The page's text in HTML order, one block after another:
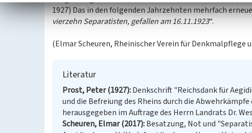
1927) Das in den folgenden Jahrzehnten mehrfach
vierzehn Separatisten, gefallen am 16.11.1923“.
(Elmar Scheuren, Rheinischer Verein für Denkmalpflege
Literatur
Prost, Peter (1927) Denkschrift "Reichsdank für
und die Befreiung des Rheins durch die
herausgegeben im Auftrage des Herrn Landrats Dr.
Scheuren, Elmar (2017) Besatzung, Not und